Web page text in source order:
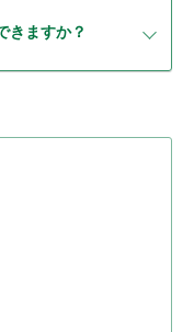
きますか？